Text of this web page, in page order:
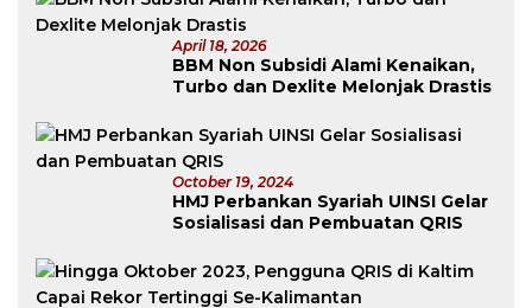
April 18, 2026
BBM Non Subsidi Alami Kenaikan,
Turbo dan Dexlite Melonjak Drastis
October 19, 2024
HMJ Perbankan Syariah UINSI Gelar
Sosialisasi dan Pembuatan QRIS